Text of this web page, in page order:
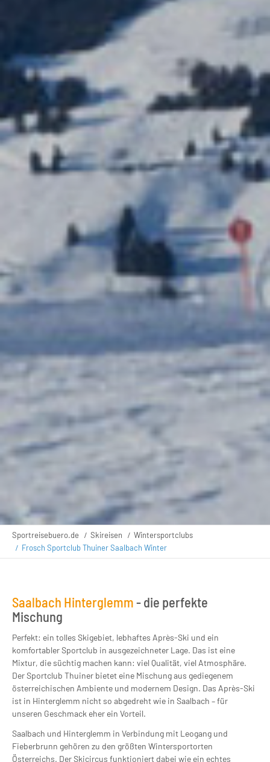
Sportreisebuero.de Skireisen
Wintersportclubs
Frosch Sportclub Thuiner Saalbach Winter
Saalbach Hinterglemm- die perfekte
Mischung
Perfekt: ein tolles Skigebiet, lebhaftes Après-Ski und ein
komfortabler Sportclub in ausgezeichneter Lage. Das ist eine
Mixtur, die süchtig machen kann: viel Qualität, viel Atmosphäre.
Der Sportclub Thuiner bietet eine Mischung aus gediegenem
österreichischen Ambiente und modernem Design. Das Après-Ski
ist in Hinterglemm nicht so abgedreht wie in Saalbach – für
unseren Geschmack eher ein Vorteil.
Saalbach und Hinterglemm in Verbindung mit Leogang und
Fieberbrunn gehören zu den größten Wintersportorten
Österreichs. Der Skicircus funktioniert dabei wie ein echtes